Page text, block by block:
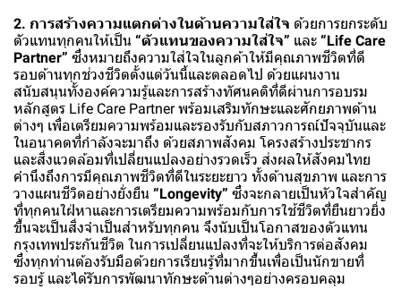
2. การสร้างความแตกต่างในด้านความใส่ใจ ด้วยการยกระดับ
ตัวแทนทุกคนให้เป็น “ตัวแทนของความใส่ใจ” และ “Life Care
Partner” ซึ่งหมายถึงความใส่ใจในลูกค้าให้มีคุณภาพชีวิตที่ดี
รอบด้านทุกช่วงชีวิตตั้งแต่วันนี้และตลอดไป ด้วยแผนงาน
สนับสนุนทั้งองค์ความรู้และการสร้างทัศนคติที่ดีผ่านการอบรม
หลักสูตร Life Care Partner พร้อมเสริมทักษะและศักยภาพด้าน
ต่างๆ เพื่อเตรียมความพร้อมและรองรับกับสภาวการณ์ปัจจุบันและ
ในอนาคตที่กำลังจะมาถึง ด้วยสภาพสังคม โครงสร้างประชากร
และสิ่งแวดล้อมที่เปลี่ยนแปลงอย่างรวดเร็ว ส่งผลให้สังคมไทย
คำนึงถึงการมีคุณภาพชีวิตที่ดีในระยะยาว ทั้งด้านสุขภาพ และการ
วางแผนชีวิตอย่างยั่งยืน “Longevity” ซึ่งจะกลายเป็นหัวใจสำคัญ
ที่ทุกคนใฝ่หาและการเตรียมความพร้อมกับการใช้ชีวิตที่ยืนยาวยิ่ง
ขึ้นจะเป็นสิ่งจำเป็นสำหรับทุกคน จึงนับเป็นโอกาสของตัวแทน
กรุงเทพประกันชีวิต ในการเปลี่ยนแปลงที่จะให้บริการต่อสังคม
ซึ่งทุกท่านต้องรับมือด้วยการเรียนรู้ที่มากขึ้นเพื่อเป็นนักขายที่
รอบรู้ และได้รับการพัฒนาทักษะด้านต่างๆอย่างครอบคลุม